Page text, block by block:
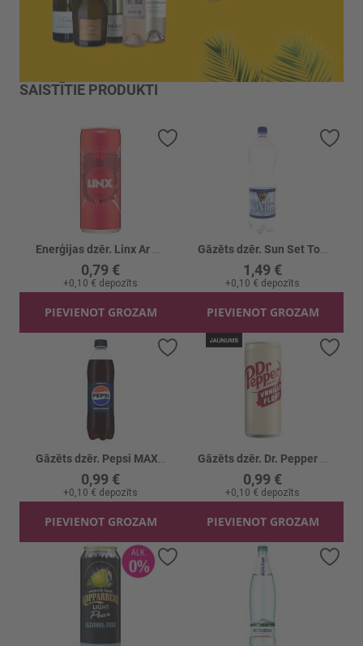
SAISTĪTIE PRODUKTI
0,79 €
+0,10 € depozīts
PIEVIENOT GROZAM
Pievienot vēlmju sarakstam
1,49 €
+0,10 € depozīts
PIEVIENOT GROZAM
0,99 €
+0,10 € depozīts
PIEVIENOT GROZAM
Pievienot vēlmju sarakstam
0,99 €
+0,10 € depozīts
PIEVIENOT GROZAM
Pievienot vēlmju sarakstam